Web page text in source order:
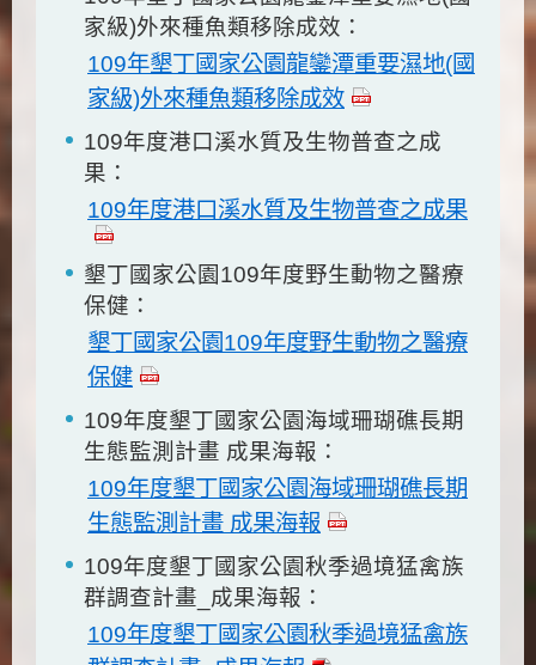
家級)外來種魚類移除成效：
109年墾丁國家公園龍鑾潭重要濕地(國
家級)外來種魚類移除成效
109年度港口溪水質及生物普查之成
果：
109年度港口溪水質及生物普查之成果
墾丁國家公園109年度野生動物之醫療
保健：
墾丁國家公園109年度野生動物之醫療
保健
109年度墾丁國家公園海域珊瑚礁長期
生態監測計畫 成果海報：
109年度墾丁國家公園海域珊瑚礁長期
生態監測計畫 成果海報
109年度墾丁國家公園秋季過境猛禽族
群調查計畫_成果海報：
109年度墾丁國家公園秋季過境猛禽族